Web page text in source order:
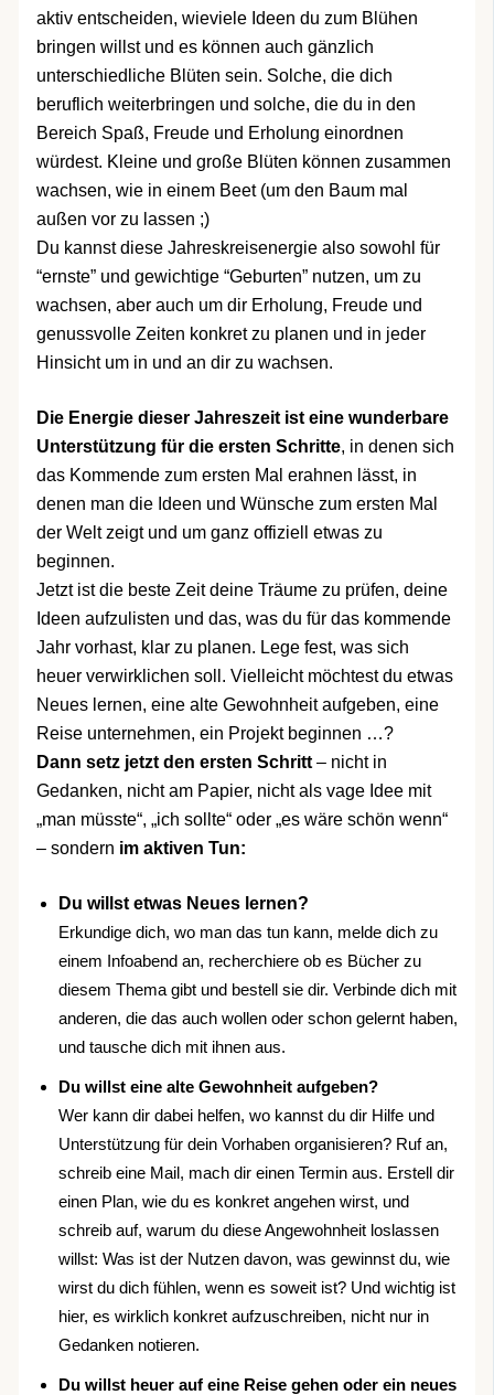
aktiv entscheiden, wieviele Ideen du zum Blühen
bringen willst und es können auch gänzlich
unterschiedliche Blüten sein. Solche, die dich
beruflich weiterbringen und solche, die du in den
Bereich Spaß, Freude und Erholung einordnen
würdest. Kleine und große Blüten können zusammen
wachsen, wie in einem Beet (um den Baum mal
außen vor zu lassen ;)
Du kannst diese Jahreskreisenergie also sowohl für
“ernste” und gewichtige “Geburten” nutzen, um zu
wachsen, aber auch um dir Erholung, Freude und
genussvolle Zeiten konkret zu planen und in jeder
Hinsicht um in und an dir zu wachsen.
Die Energie dieser Jahreszeit ist eine wunderbare
Unterstützung für die ersten Schritte, in denen sich
das Kommende zum ersten Mal erahnen lässt, in
denen man die Ideen und Wünsche zum ersten Mal
der Welt zeigt und um ganz offiziell etwas zu
beginnen.
Jetzt ist die beste Zeit deine Träume zu prüfen, deine
Ideen aufzulisten und das, was du für das kommende
Jahr vorhast, klar zu planen. Lege fest, was sich
heuer verwirklichen soll. Vielleicht möchtest du etwas
Neues lernen, eine alte Gewohnheit aufgeben, eine
Reise unternehmen, ein Projekt beginnen …?
Dann setz jetzt den ersten Schritt– nicht in
Gedanken, nicht am Papier, nicht als vage Idee mit
„man müsste“, „ich sollte“ oder „es wäre schön wenn“
– sondern im aktiven Tun:
Du willst etwas Neues lernen?
Erkundige dich, wo man das tun kann, melde dich zu
einem Infoabend an, recherchiere ob es Bücher zu
diesem Thema gibt und bestell sie dir. Verbinde dich mit
anderen, die das auch wollen oder schon gelernt haben,
und tausche dich mit ihnen aus.
Du willst eine alte Gewohnheit aufgeben?
Wer kann dir dabei helfen, wo kannst du dir Hilfe und
Unterstützung für dein Vorhaben organisieren? Ruf an,
schreib eine Mail, mach dir einen Termin aus. Erstell dir
einen Plan, wie du es konkret angehen wirst, und
schreib auf, warum du diese Angewohnheit loslassen
willst: Was ist der Nutzen davon, was gewinnst du, wie
wirst du dich fühlen, wenn es soweit ist? Und wichtig ist
hier, es wirklich konkret aufzuschreiben, nicht nur in
Gedanken notieren.
Du willst heuer auf eine Reise gehen oder ein neues